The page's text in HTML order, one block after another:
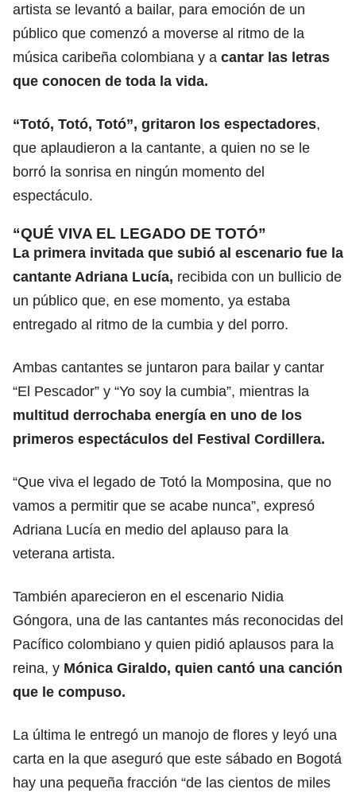
artista se levantó a bailar, para emoción de un
público que comenzó a moverse al ritmo de la
música caribeña colombiana y a cantar las letras
que conocen de toda la vida.
“Totó, Totó, Totó”, gritaron los espectadores,
que aplaudieron a la cantante, a quien no se le
borró la sonrisa en ningún momento del
espectáculo.
“QUÉ VIVA EL LEGADO DE TOTÓ”
La primera invitada que subió al escenario fue la
cantante Adriana Lucía, recibida con un bullicio de
un público que, en ese momento, ya estaba
entregado al ritmo de la cumbia y del porro.
Ambas cantantes se juntaron para bailar y cantar
“El Pescador” y “Yo soy la cumbia”, mientras la
multitud derrochaba energía en uno de los
primeros espectáculos del Festival Cordillera.
“Que viva el legado de Totó la Momposina, que no
vamos a permitir que se acabe nunca”, expresó
Adriana Lucía en medio del aplauso para la
veterana artista.
También aparecieron en el escenario Nidia
Góngora, una de las cantantes más reconocidas del
Pacífico colombiano y quien pidió aplausos para la
reina, y Mónica Giraldo, quien cantó una canción
que le compuso.
La última le entregó un manojo de flores y leyó una
carta en la que aseguró que este sábado en Bogotá
hay una pequeña fracción “de las cientos de miles